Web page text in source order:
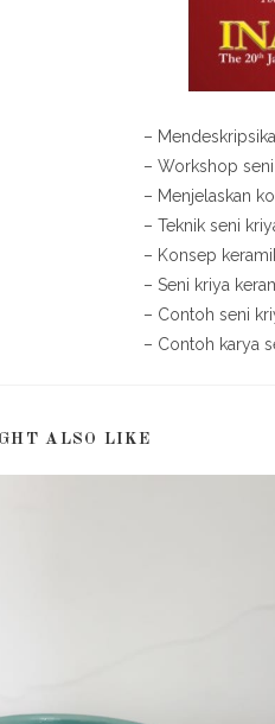
–
– Workshop
– Menjelaskan
– Teknik seni
– Konsep
– Seni kriya
– Contoh seni
– Contoh karya
ALSO LIKE